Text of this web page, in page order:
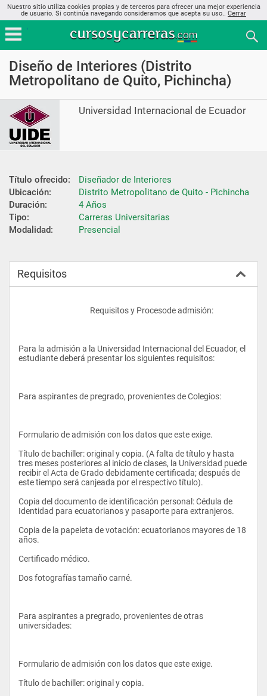
Nuestro sitio utiliza cookies propias y de terceros para ofrecer una mejor experiencia
de usuario. Si continúa navegando consideramos que acepta su uso.. Cerrar
Diseño de Interiores (Distrito
Metropolitano de Quito, Pichincha)
Universidad Internacional de Ecuador
Título ofrecido:
Diseñador de Interiores
Ubicación:
Distrito Metropolitano de Quito - Pichincha
Duración:
4 Años
Tipo:
Carreras Universitarias
Modalidad:
Presencial
Requisitos
					Requisitos y Procesode admisión:
Para la admisión a la Universidad Internacional del Ecuador, el
estudiante deberá presentar los siguientes requisitos:
Para aspirantes de pregrado, provenientes de Colegios:
Formulario de admisión con los datos que este exige.
Título de bachiller: original y copia. (A falta de título y hasta
tres meses posteriores al inicio de clases, la Universidad puede
recibir el Acta de Grado debidamente certificada; después de
este tiempo será canjeada por el respectivo título).
Copia del documento de identificación personal: Cédula de
Identidad para ecuatorianos y pasaporte para extranjeros.
Copia de la papeleta de votación: ecuatorianos mayores de 18
años.
Certificado médico.
Dos fotografías tamaño carné.
Para aspirantes a pregrado, provenientes de otras
universidades:
Formulario de admisión con los datos que este exige.
Título de bachiller: original y copia.